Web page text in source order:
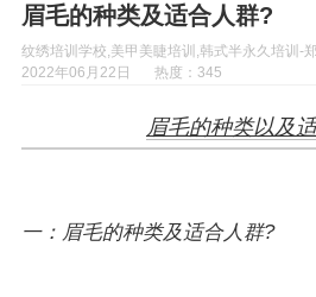
眉毛的种类及适合人群?
纹绣培训学校,美甲美睫培训,韩式半永久培训-
2022年06月22日
热度：345
眉毛的种类以及
一：眉毛的种类及适合人群?